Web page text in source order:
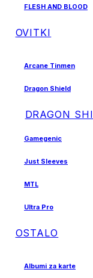
FLESH AND BLOOD
OVITKI
Arcane Tinmen
Dragon Shield
DRAGON
Gamegenic
Just Sleeves
MTL
Ultra Pro
OSTALO
Albumi za karte